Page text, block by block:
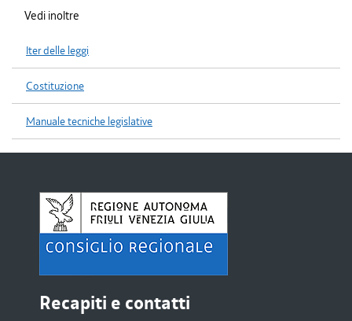
Vedi inoltre
Iter delle leggi
Costituzione
Manuale tecniche legislative
Recapiti e contatti